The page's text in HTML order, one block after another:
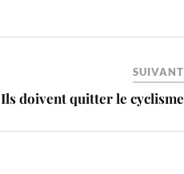
SUIVANT
Ils doivent quitter le cyclisme